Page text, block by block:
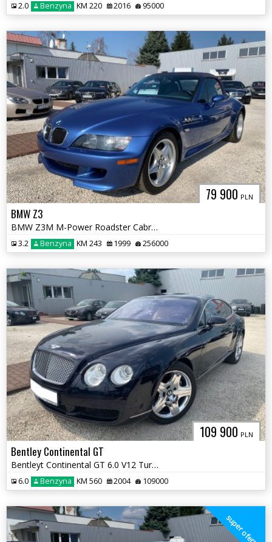
2.0 Benzyna KM 220 2016 95000
79 900 PLN
BMW Z3
BMW Z3M M-Power Roadster Cabriolet
3.2 Benzyna KM 243 1999 256000
109 900 PLN
Bentley Continental GT
Bentleyt Continental GT 6.0 V12 Turbo
6.0 Benzyna KM 560 2004 109000
super oferta